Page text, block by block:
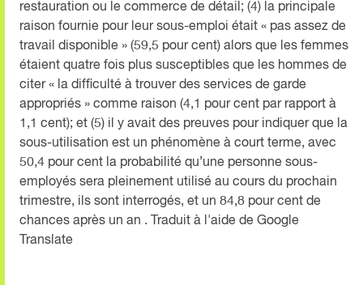
restauration ou le commerce de détail; (4) la principale
raison fournie pour leur sous-emploi était « pas assez de
travail disponible » (59,5 pour cent) alors que les femmes
étaient quatre fois plus susceptibles que les hommes de
citer « la difficulté à trouver des services de garde
appropriés » comme raison (4,1 pour cent par rapport à
1,1 cent); et (5) il y avait des preuves pour indiquer que la
sous-utilisation est un phénomène à court terme, avec
50,4 pour cent la probabilité qu’une personne sous-
employés sera pleinement utilisé au cours du prochain
trimestre, ils sont interrogés, et un 84,8 pour cent de
chances après un an . Traduit à l'aide de Google
Translate